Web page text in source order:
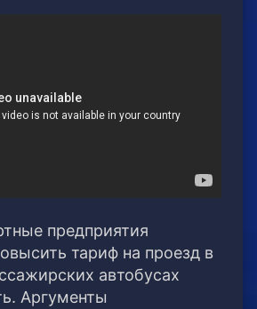
предприятия
тариф на проезд в
автобусах
Аргументы